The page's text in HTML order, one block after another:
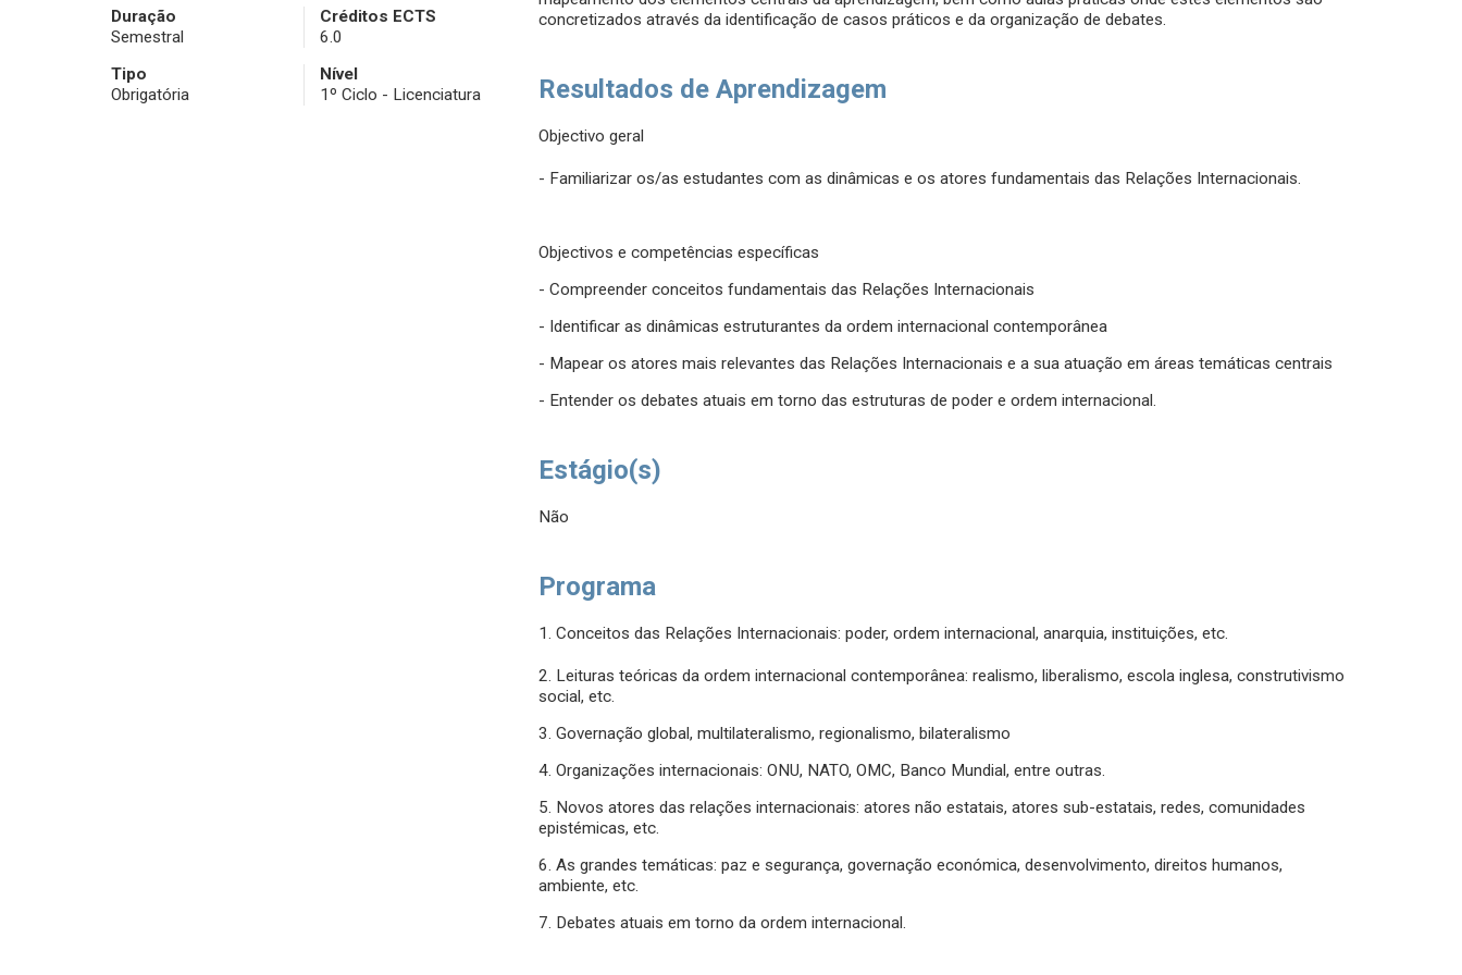
Duração
Semestral
Créditos ECTS
6.0
Tipo
Obrigatória
Nível
1º Ciclo - Licenciatura
concretizados através da identificação de casos práticos e da organização de debates.
Resultados de Aprendizagem
Objectivo geral
- Familiarizar os/as estudantes com as dinâmicas e os atores fundamentais das Relações Internacionais.
Objectivos e competências específicas
- Compreender conceitos fundamentais das Relações Internacionais
- Identificar as dinâmicas estruturantes da ordem internacional contemporânea
- Mapear os atores mais relevantes das Relações Internacionais e a sua atuação em áreas temáticas centrais
- Entender os debates atuais em torno das estruturas de poder e ordem internacional.
Estágio(s)
Não
Programa
1. Conceitos das Relações Internacionais: poder, ordem internacional, anarquia, instituições, etc.
2. Leituras teóricas da ordem internacional contemporânea: realismo, liberalismo, escola inglesa, construtivismo
social, etc.
3. Governação global, multilateralismo, regionalismo, bilateralismo
4. Organizações internacionais: ONU, NATO, OMC, Banco Mundial, entre outras.
5. Novos atores das relações internacionais: atores não estatais, atores sub-estatais, redes, comunidades
epistémicas, etc.
6. As grandes temáticas: paz e segurança, governação económica, desenvolvimento, direitos humanos,
ambiente, etc.
7. Debates atuais em torno da ordem internacional.